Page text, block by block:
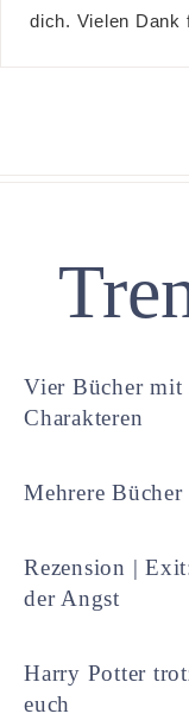
dich. Vielen Dank
Vier Bücher mit
Charakteren
Mehrere
Rezension |
der Angst
Harry Potter
euch